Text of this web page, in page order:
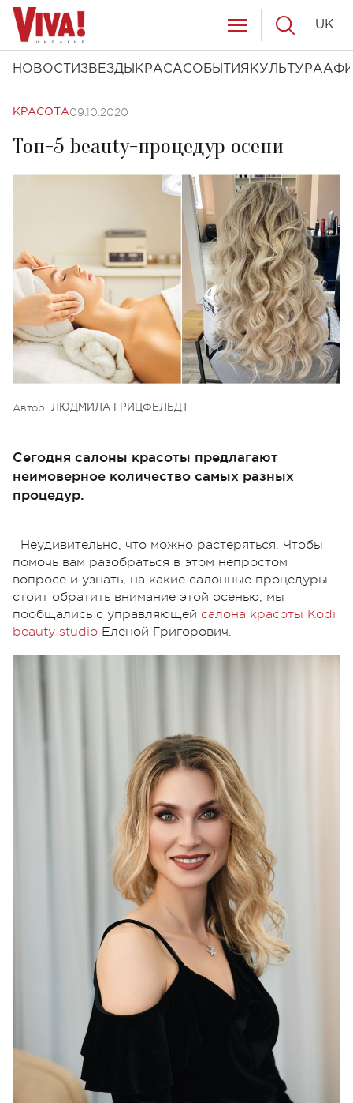
НОВОСТИ ЗВЕЗДЫ КРАСАСОБЫТИЯ КУЛЬТУРА
UK
КРАСОТА09.10.2020
Топ-5 beauty-процедур осени
Автор: ЛЮДМИЛА ГРИЦФЕЛЬДТ
Сегодня салоны красоты предлагают
неимоверное количество самых разных
процедур.
Неудивительно, что можно растеряться. Чтобы
помочь вам разобраться в этом непростом
вопросе и узнать, на какие салонные процедуры
стоит обратить внимание этой осенью, мы
пообщались с управляющей салона красоты Kodi
beauty studio Еленой Григорович.